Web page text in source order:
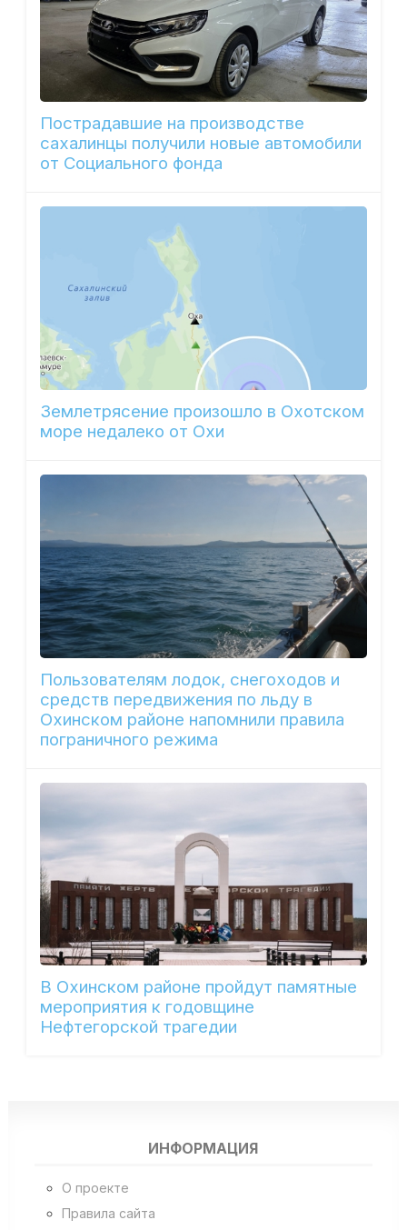
Пострадавшие на производстве
сахалинцы получили новые автомобили
от Социального фонда
Землетрясение произошло в Охотском
море недалеко от Охи
Пользователям лодок, снегоходов и
средств передвижения по льду в
Охинском районе напомнили правила
пограничного режима
В Охинском районе пройдут памятные
мероприятия к годовщине
Нефтегорской трагедии
ИНФОРМАЦИЯ
О проекте
Правила сайта